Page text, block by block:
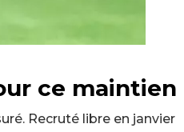
ce maintien
Recruté libre en janvier